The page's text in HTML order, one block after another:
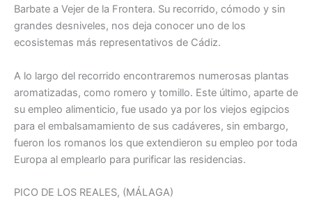
Barbate a Vejer de la Frontera. Su recorrido, cómodo y sin
grandes desniveles, nos deja conocer uno de los
ecosistemas más representativos de Cádiz.
A lo largo del recorrido encontraremos numerosas plantas
aromatizadas, como romero y tomillo. Este último, aparte de
su empleo alimenticio, fue usado ya por los viejos egipcios
para el embalsamamiento de sus cadáveres, sin embargo,
fueron los romanos los que extendieron su empleo por toda
Europa al emplearlo para purificar las residencias.
PICO DE LOS REALES, (MÁLAGA)